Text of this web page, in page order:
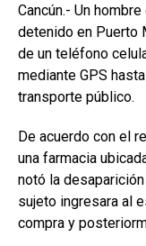
Cancún.- Un
detenido en Puerto
de un teléfono
mediante GPS
transporte público.
De acuerdo con el
una farmacia
notó la
sujeto ingresara al
compra y